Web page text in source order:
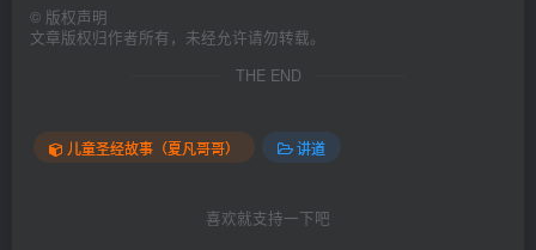
© 版权声明
文章版权归作者所有，未经允许请勿转载。
THE END
儿童圣经故事（夏凡哥哥） 讲道
喜欢就支持一下吧